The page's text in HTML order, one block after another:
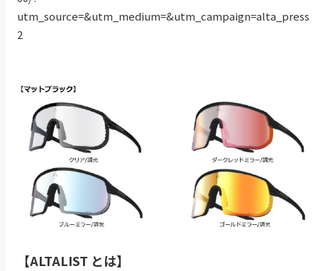
utm_source=&utm_medium=&utm_campaign=alta_press
2
【ALTALIST とは】